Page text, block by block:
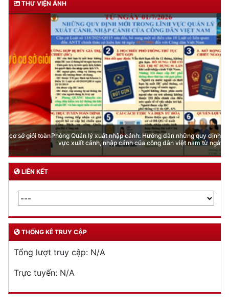
THƯ VIỆN ẢNH
Phòng Quản lý xuất nhập cảnh: Hướng dẫn những quy định mới trong lĩnh
vực xuất cảnh, nhập cảnh của công dân việt nam từ ngày 01/7/2026
LIÊN KẾT
THỐNG KÊ TRUY CẬP
Tổng lượt truy cập: N/A
Trực tuyến: N/A